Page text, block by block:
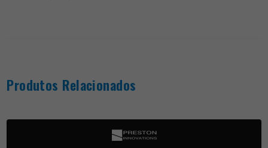
Produtos Relacionados